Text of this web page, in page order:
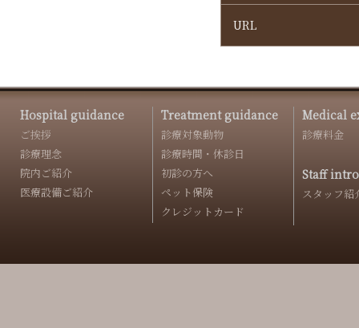
URL
Hospital guidance
ご挨拶
診療理念
院内ご紹介
医療設備ご紹介
Treatment guidance
診療対象動物
診療時間・休診日
初診の方へ
ペット保険
クレジットカード
Medical
診療料金
Staff
スタッフ紹